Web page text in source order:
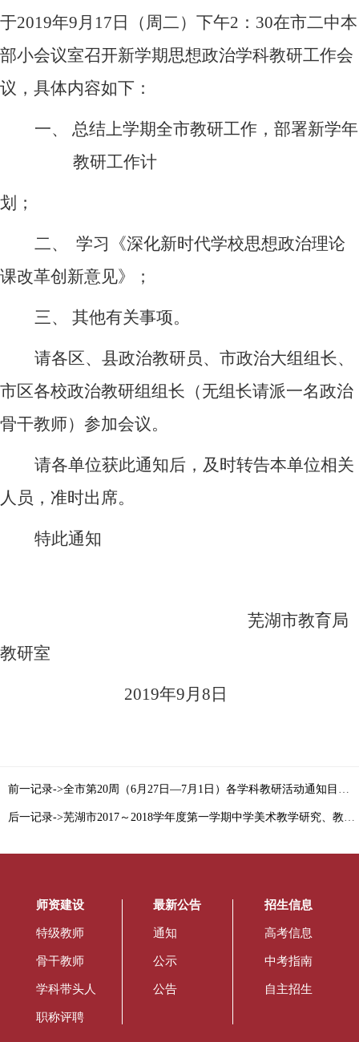
于2019年9月 17 日（周二）下午2 ： 30在市二中本
部小会议室召开新学期思想政治学科教研工作会
议，具体内容如下：
一、 总结上学期全市教研工作，部署新学年
教研工作计
划；
二、
学习《深化新时代学校思想政治理论
课改革创新意见》；
三、 其他有关事项。
请各区、县政治教研员、市政治大组组长、
市区各校政治教研组组长（无组长请派一名政治
骨干教师）参加会议。
请各单位获此通知后，及时转告本单位相关
人员，准时出席。
特此通知
芜湖市教育局
教研室
2019年9月 8 日
前一记录->全市第20周（6月27日—7月1日）各学科教研活动通知目录索引
后一记录->芜湖市2017～2018学年度第一学期中学美术教学研究、教育科研工作计划表
师资建设
特级教师
骨干教师
学科带头人
职称评聘
最新公告
通知
公示
公告
招生信息
高考信息
中考指南
自主招生